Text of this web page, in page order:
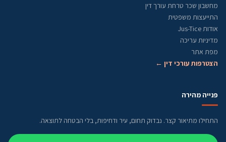
מחשבון שכר טרחת עורך דין
התייעצות משפטית
אודות Jus-Tice
מדיניות עריכה
מפת אתר
הצטרפות עורכי דין ←
פנייה מהירה
התחילו מתיאור קצר. נבדוק תחום, עיר ודחיפות, בלי הבטחה לתוצאה.